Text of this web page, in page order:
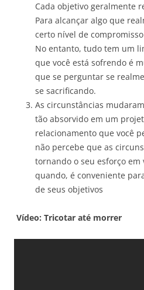
Cada objetivo geralmente
Para alcançar algo que
certo nível de
No entanto, tudo tem um
que você está sofrendo é
que se perguntar se
se sacrificando.
As circunstâncias
tão absorvido em um
relacionamento que você
não percebe que as
tornando o seu esforço em
quando, é conveniente
de seus objetivos
Vídeo: Tricotar até morrer